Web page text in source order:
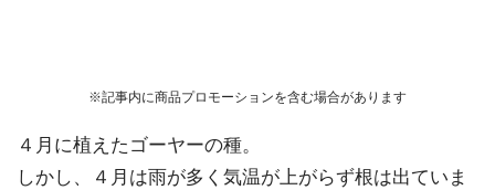
※記事内に商品プロモーションを含む場合があります
４月に植えたゴーヤーの種。
しかし、４月は雨が多く気温が上がらず根は出ていま